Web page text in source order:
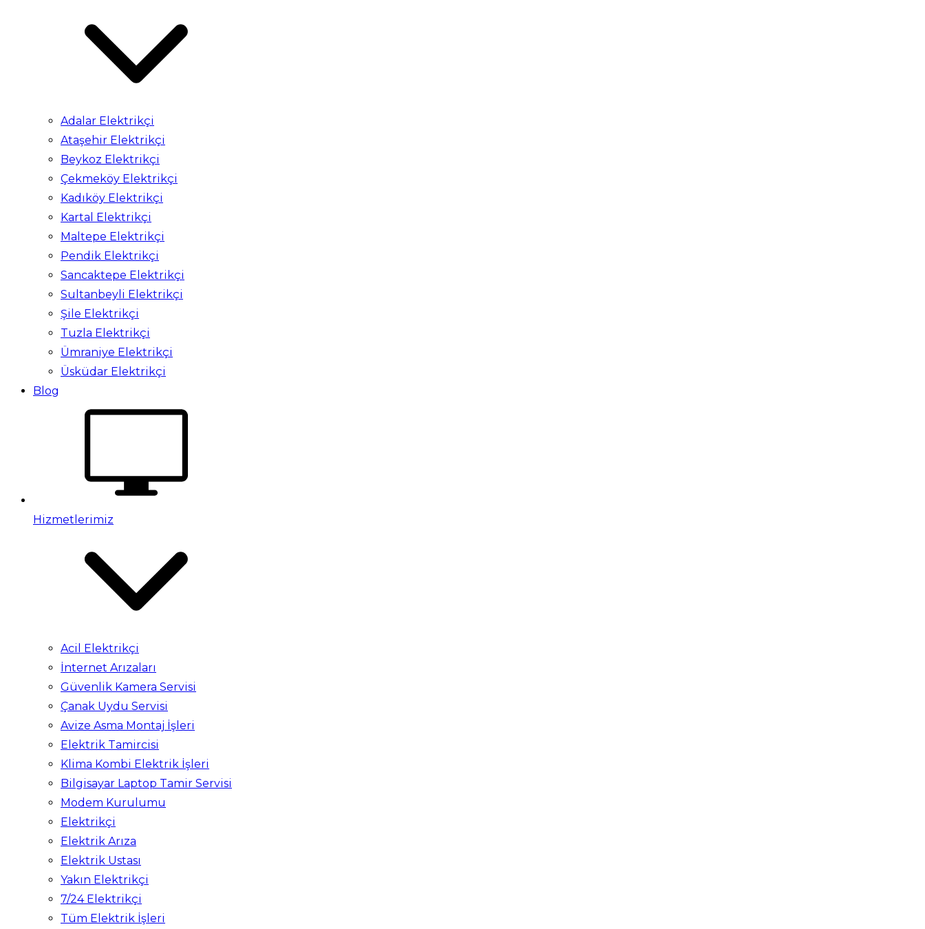
Adalar Elektrikçi
Ataşehir Elektrikçi
Beykoz Elektrikçi
Çekmeköy Elektrikçi
Kadıköy Elektrikçi
Kartal Elektrikçi
Maltepe Elektrikçi
Pendik Elektrikçi
Sancaktepe Elektrikçi
Sultanbeyli Elektrikçi
Şile Elektrikçi
Tuzla Elektrikçi
Ümraniye Elektrikçi
Üsküdar Elektrikçi
Blog
Hizmetlerimiz
Acil Elektrikçi
İnternet Arızaları
Güvenlik Kamera Servisi
Çanak Uydu Servisi
Avize Asma Montaj İşleri
Elektrik Tamircisi
Klima Kombi Elektrik İşleri
Bilgisayar Laptop Tamir Servisi
Modem Kurulumu
Elektrikçi
Elektrik Arıza
Elektrik Ustası
Yakın Elektrikçi
7/24 Elektrikçi
Tüm Elektrik İşleri